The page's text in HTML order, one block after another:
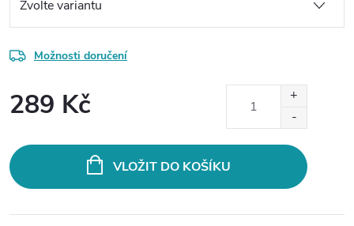
Možnosti doručení
289 Kč
VLOŽIT DO KOŠÍKU